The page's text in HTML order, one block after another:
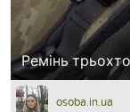
Ремінь
osoba.in.ua